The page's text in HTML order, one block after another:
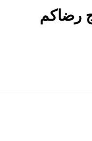
رضاكم